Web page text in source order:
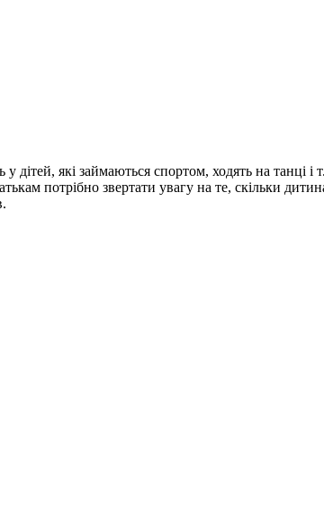
які займаються спортом, ходять на танці і
потрібно звертати увагу на те, скільки